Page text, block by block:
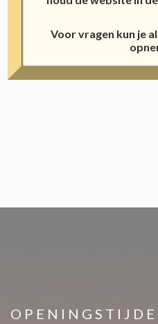
Voor vragen kun je